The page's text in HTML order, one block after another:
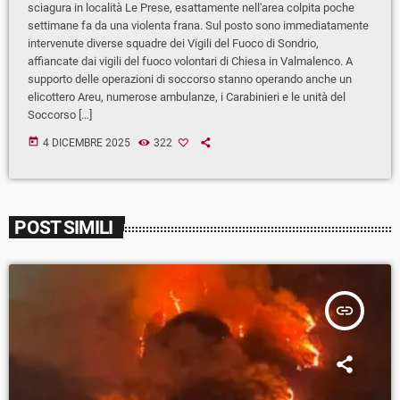
sciagura in località Le Prese, esattamente nell'area colpita poche
settimane fa da una violenta frana. Sul posto sono immediatamente
intervenute diverse squadre dei Vigili del Fuoco di Sondrio,
affiancate dai vigili del fuoco volontari di Chiesa in Valmalenco. A
supporto delle operazioni di soccorso stanno operando anche un
elicottero Areu, numerose ambulanze, i Carabinieri e le unità del
Soccorso […]
today 4 DICEMBRE 2025 322
POST SIMILI
insert_link